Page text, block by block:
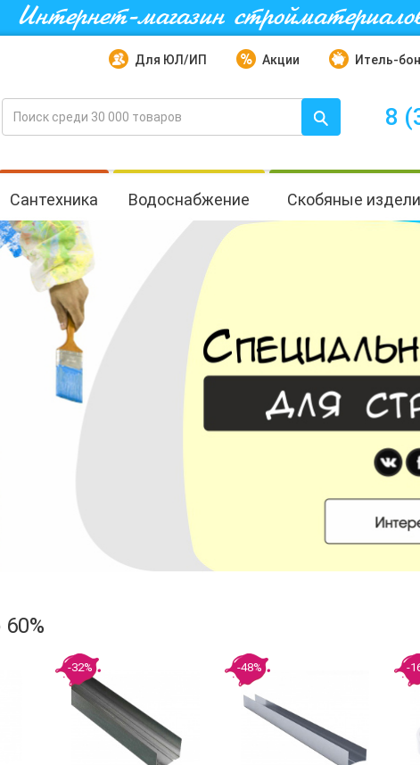
Интернет-магазин
Для ЮЛ/ИП Акции Итель-
8
Сантехника Водоснабжение Скобяные
-32% -48% -